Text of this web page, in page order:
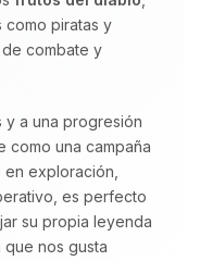
como piratas y
combate y
y a una progresión
como una campaña
exploración,
es perfecto
su propia leyenda
nos gusta